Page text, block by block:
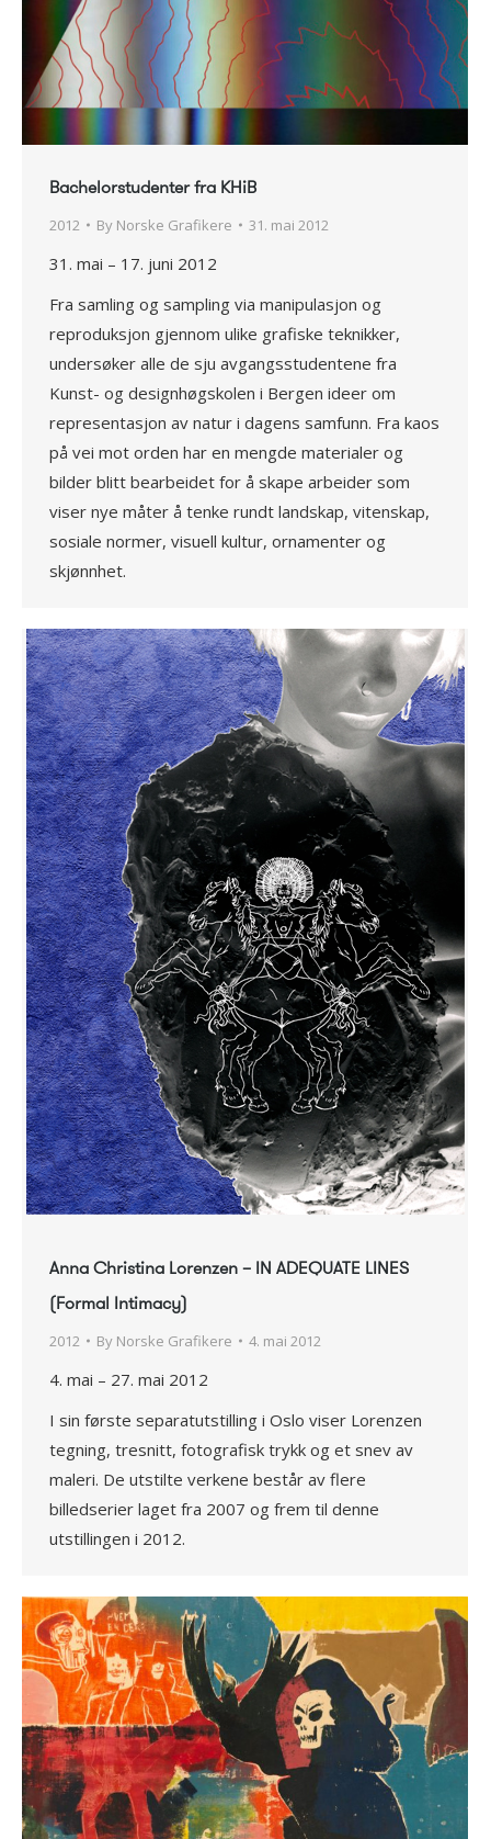
Bachelorstudenter fra KHiB
2012 By Norske Grafikere 31. mai 2012
31. mai – 17. juni 2012
Fra samling og sampling via manipulasjon og
reproduksjon gjennom ulike grafiske teknikker,
undersøker alle de sju avgangsstudentene fra
Kunst- og designhøgskolen i Bergen ideer om
representasjon av natur i dagens samfunn. Fra kaos
på vei mot orden har en mengde materialer og
bilder blitt bearbeidet for å skape arbeider som
viser nye måter å tenke rundt landskap, vitenskap,
sosiale normer, visuell kultur, ornamenter og
skjønnhet.
Anna Christina Lorenzen – IN ADEQUATE LINES
(Formal Intimacy)
2012 By Norske Grafikere 4. mai 2012
4. mai – 27. mai 2012
I sin første separatutstilling i Oslo viser Lorenzen
tegning, tresnitt, fotografisk trykk og et snev av
maleri. De utstilte verkene består av flere
billedserier laget fra 2007 og frem til denne
utstillingen i 2012.